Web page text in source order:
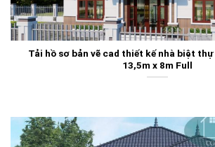
Tải hồ sơ bản vẽ cad thiết kế nhà biệt
13,5m x 8m Full